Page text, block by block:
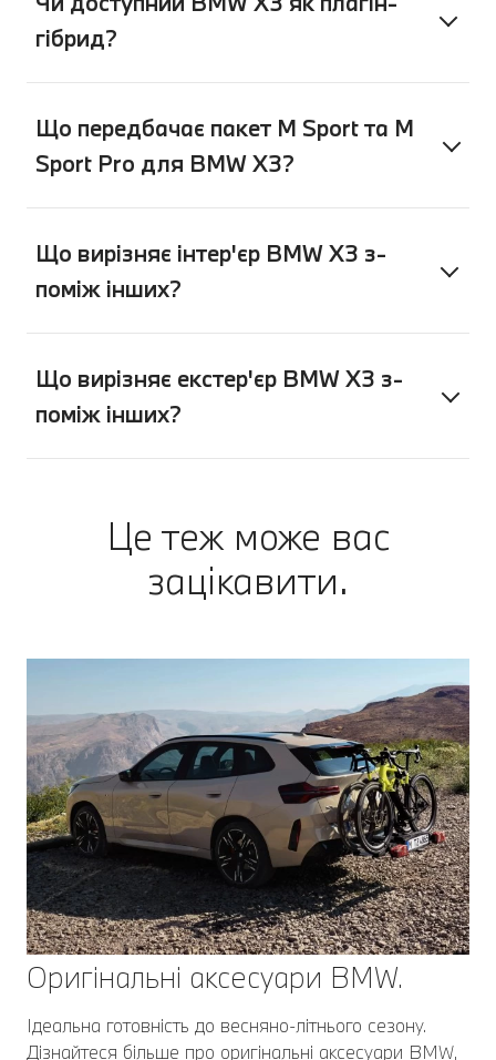
гібрид?
Що передбачає пакет M Sport та M
Sport Pro для BMW X3?
Що вирізняє інтер'єр BMW X3 з-
поміж інших?
Що вирізняє екстер'єр BMW X3 з-
поміж інших?
Це теж може вас
зацікавити.
Оригінальні аксесуари BMW.
Ідеальна готовність до весняно-літнього сезону.
Дізнайтеся більше про оригінальні аксесуари BMW,